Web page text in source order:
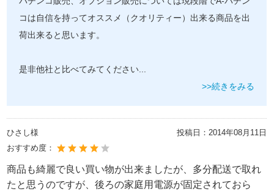
コは自信を持ってオススメ（クオリティー）出来る商品を出
荷出来ると思います。
是非他社と比べてみてください...
>>続きをみる
ひさし様 投稿日：2014年08月11日
おすすめ度：
商品も綺麗で良い買い物が出来ましたが、多分配送で取れ
たと思うのですが、後ろの家庭用電源が固定されておら